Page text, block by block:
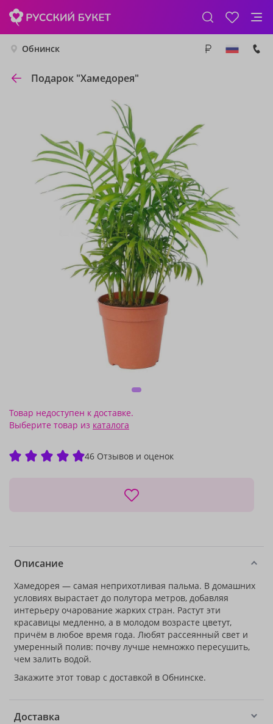
Обнинск
Подарок "Хамедорея"
Товар недоступен к доставке.
Выберите товар из каталога
46 Отзывов и оценок
Описание
Хамедорея — самая неприхотливая пальма. В домашних
условиях вырастает до полутора метров, добавляя
интерьеру очарование жарких стран. Растут эти
красавицы медленно, а в молодом возрасте цветут,
причём в любое время года. Любят рассеянный свет и
умеренный полив: почву лучше немножко пересушить,
чем залить водой.
Закажите этот товар с доставкой в Обнинске.
Доставка